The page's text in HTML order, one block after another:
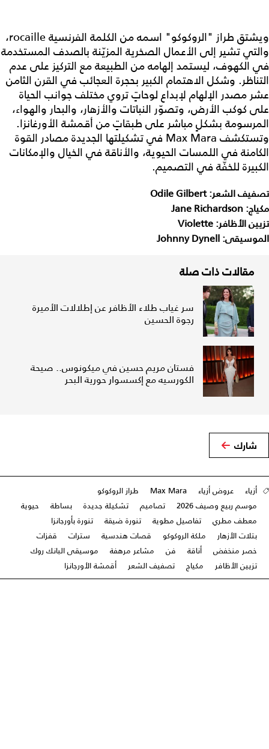
ويشتق طراز "الروكوكو" اسمه من الكلمة الفرنسية rocaille،
والتي تشير إلى الأعمال الصخرية المزيّنة بالصدف المستخدمة
في الكهوف، ليستمد إلهامه من الطبيعة مع التركيز على عدم
التناظر. وشكل الاهتمام الكبير بحجرة العجائب في القرن الثامن
عشر مصدر الإلهام لإبداع لوحاتٍ تروي مختلف جوانب الحياة
على كوكب الأرض، وتصوّر النباتات والأزهار، والبحار والهواء،
المرسومة بشكلٍ مباشر على طبقاتٍ من أقمشة الأورغانزا.
وتستكشف Max Mara في تشكيلتها الجديدة مصادر القوة
الكامنة في اللمسات الحيوية، والأناقة في الخيال والإمكانات
الكبيرة للخفّة في التصميم.
تصفيف الشعر: Odile Gilbert
مكياج: Jane Richardson
تزيين الأظافر: Violette
الموسيقى: Johnny Dynell
مقالات ذات صلة
سر غياب طلاء الأظافر عن إطلالات الأميرة
رجوة الحسين
فستان مريم حسين في ميكونوس.. صيحة
الكورسيه مع إكسسوار حورية البحر
شارك
أزياء عروض أزياء Max Mara
طراز الروكوكو
موسم ربيع وصيف 2026
تصاميم تشكيلة جديدة بساطة
حيوية
معطف مطري
تفاصيل مطوية تنورة ضيقة
تنورة بأورجانزا
بتلات الأزهار
ملكة الروكوكو قصات هندسية سترات
قفزات
خصر منخفض
أناقة فن مشاعر مرهفة
موسيقى البانك روك
تزيين الأظافر
مكياج تصفيف الشعر أقمشة الأورجانزا